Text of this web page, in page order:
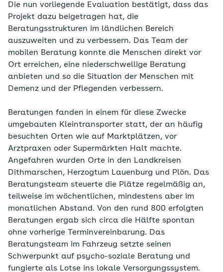
Die nun vorliegende Evaluation bestätigt, dass das
Projekt dazu beigetragen hat, die
Beratungsstrukturen im ländlichen Bereich
auszuweiten und zu verbessern. Das Team der
mobilen Beratung konnte die Menschen direkt vor
Ort erreichen, eine niederschwellige Beratung
anbieten und so die Situation der Menschen mit
Demenz und der Pflegenden verbessern.
Beratungen fanden in einem für diese Zwecke
umgebauten Kleintransporter statt, der an häufig
besuchten Orten wie auf Marktplätzen, vor
Arztpraxen oder Supermärkten Halt machte.
Angefahren wurden Orte in den Landkreisen
Dithmarschen, Herzogtum Lauenburg und Plön. Das
Beratungsteam steuerte die Plätze regelmäßig an,
teilweise im wöchentlichen, mindestens aber im
monatlichen Abstand. Von den rund 800 erfolgten
Beratungen ergab sich circa die Hälfte spontan
ohne vorherige Terminvereinbarung. Das
Beratungsteam im Fahrzeug setzte seinen
Schwerpunkt auf psycho-soziale Beratung und
fungierte als Lotse ins lokale Versorgungssystem.